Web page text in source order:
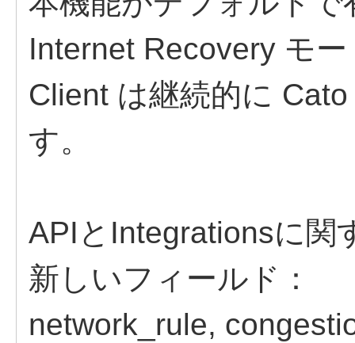
Internet Recovery モ
Client は継続的に
す。​
APIとIntegrationsに関
新しいフィールド：​
network_rule,